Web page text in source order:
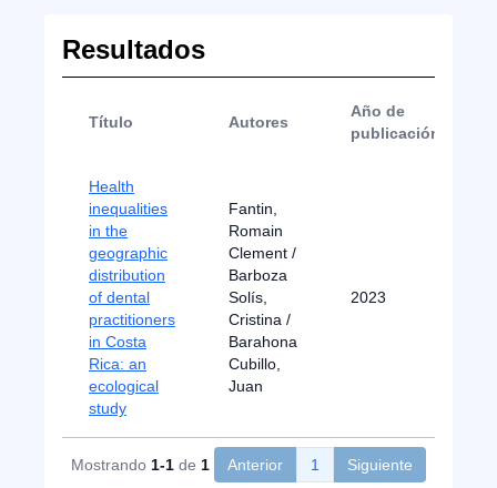
Resultados
Título Autores
Año de
publicación
Health
inequalities
in the
geographic
distribution
of dental
practitioners
in Costa
Rica: an
ecological
study
Fantin,
Romain
Clement /
Barboza
Solís,
Cristina /
Barahona
Cubillo,
Juan
2023
Mostrando 1-1 de 1 Anterior 1 Siguiente